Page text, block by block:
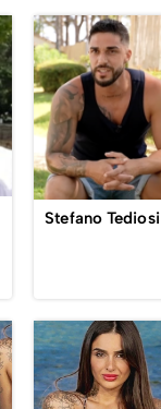
Stefano Tediosi